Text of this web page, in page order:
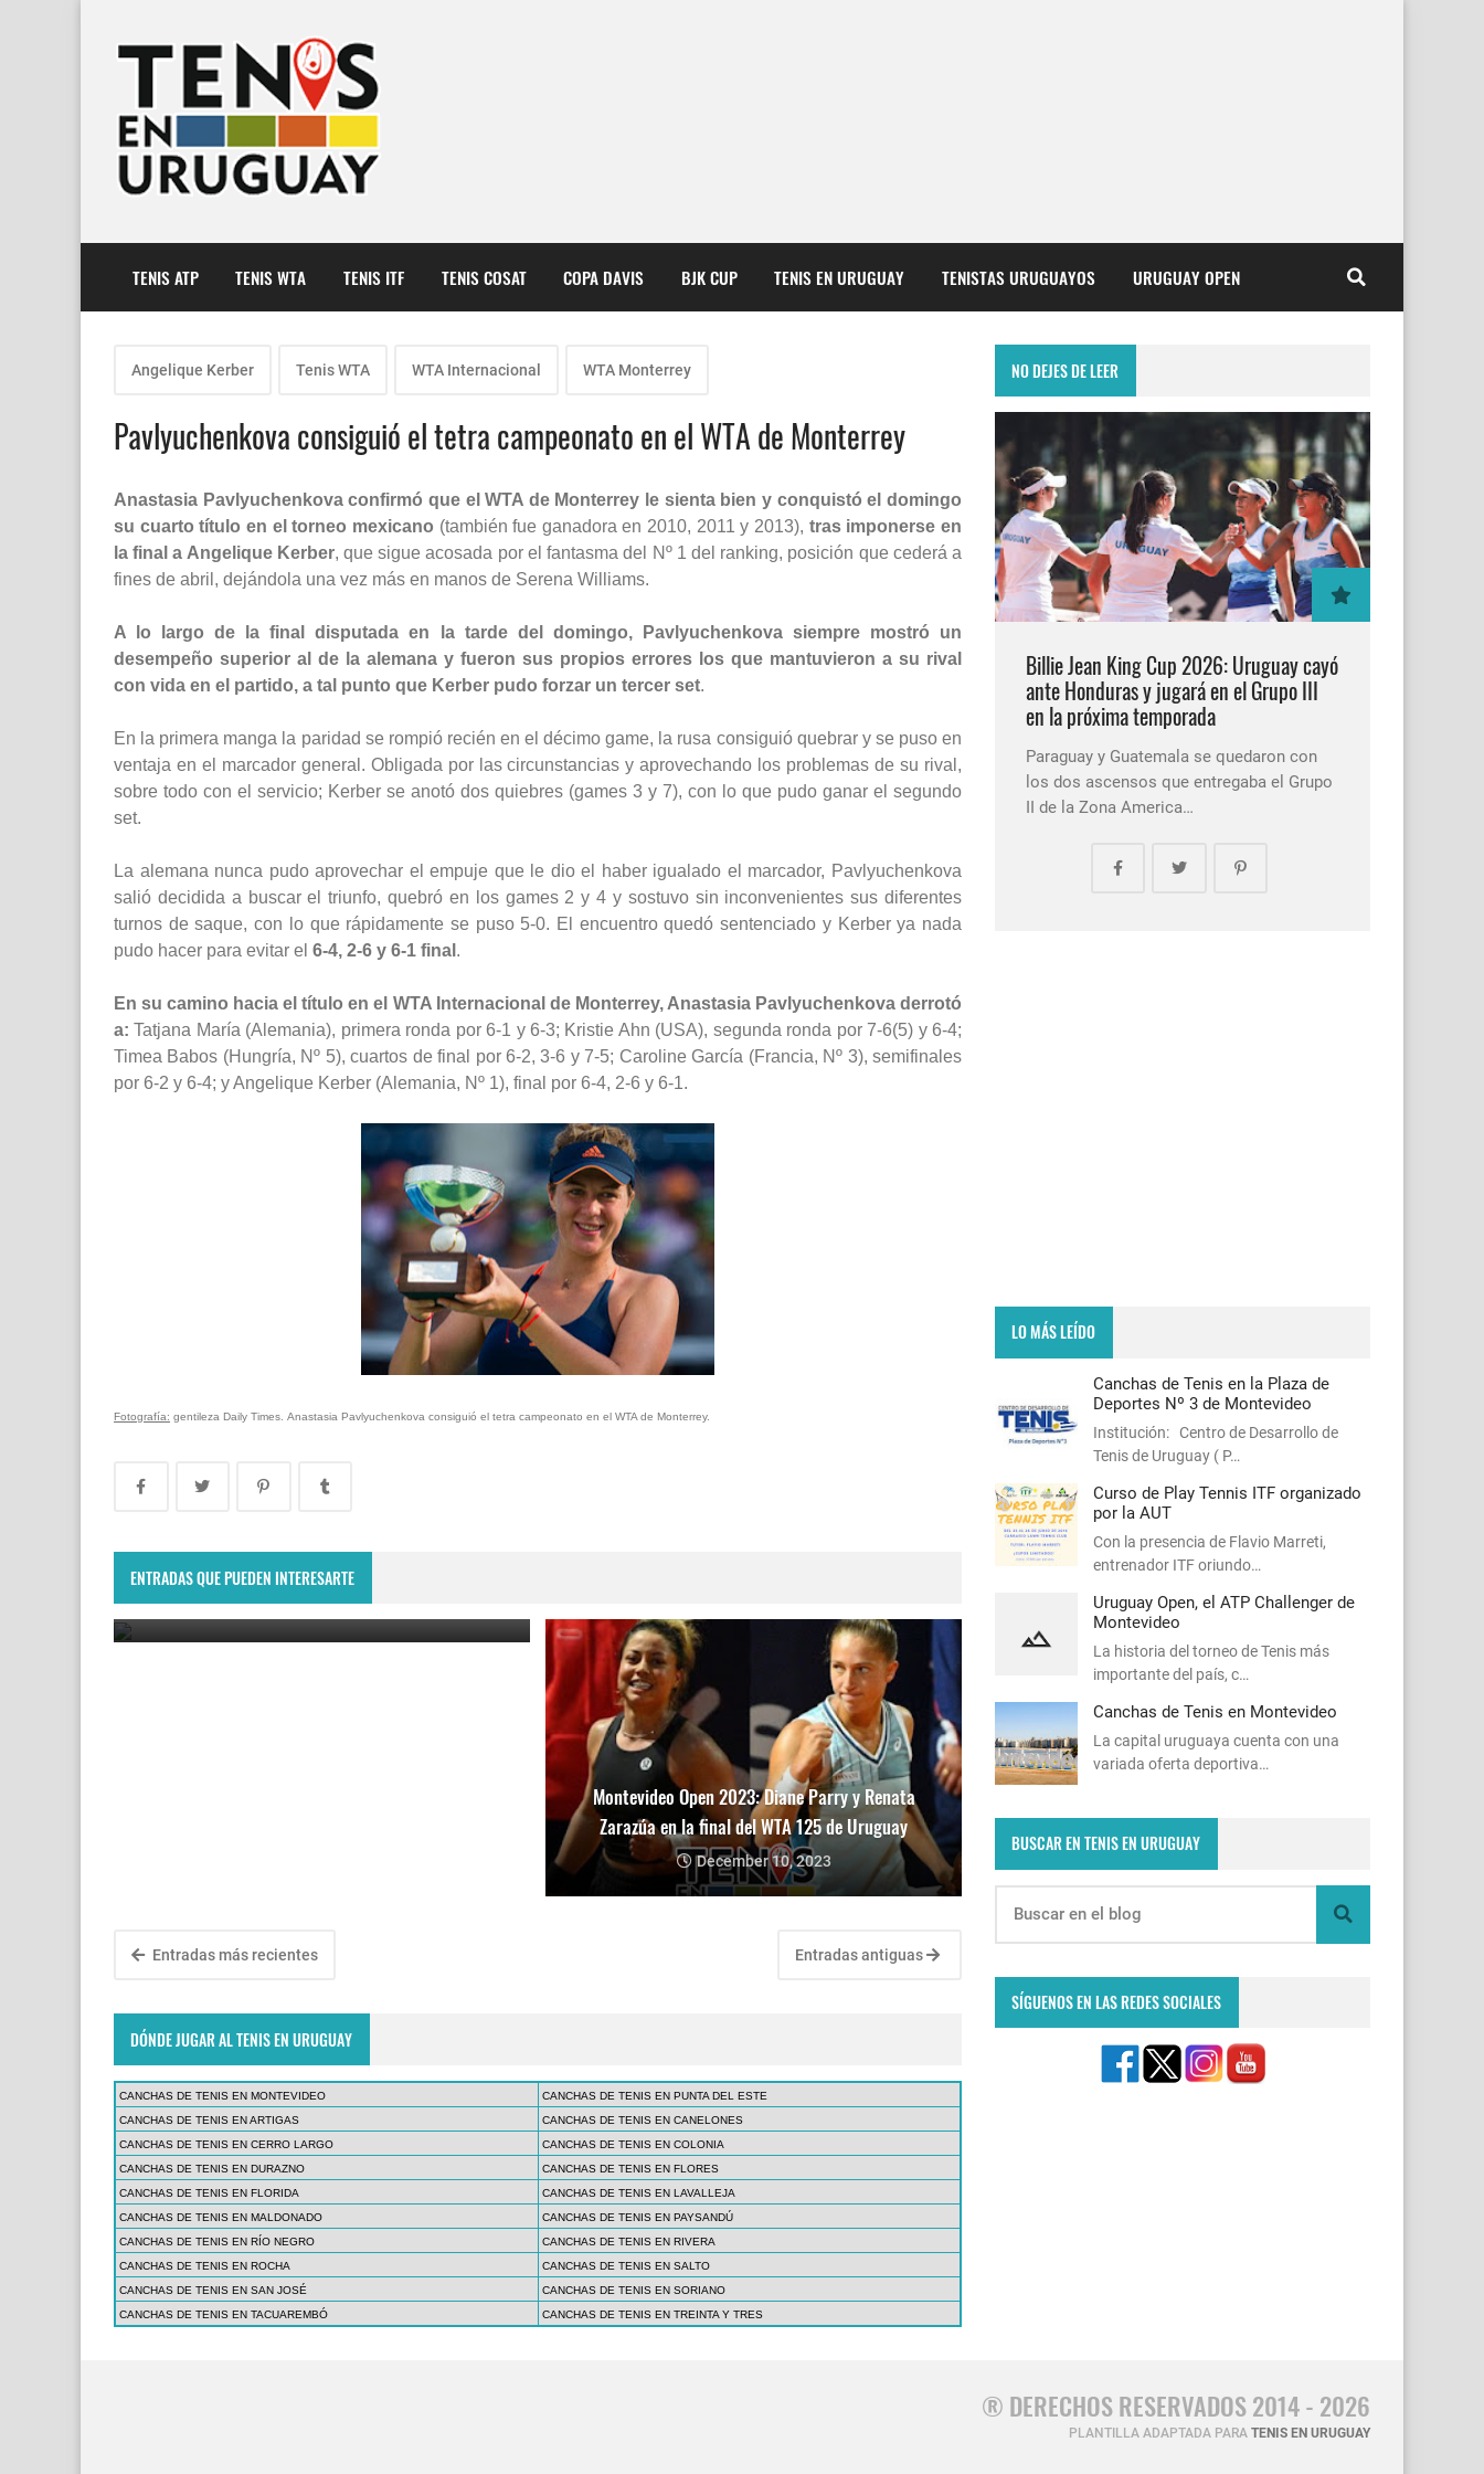
TENIS ATP TENIS WTA TENIS ITF TENIS COSAT COPA DAVIS BJK CUP TENIS EN URUGUAY TENISTAS URUGUAYOS URUGUAY OPEN
Angelique Kerber Tenis WTA WTA Internacional WTA Monterrey
Pavlyuchenkova consiguió el tetra campeonato en el WTA de Monterrey
Anastasia Pavlyuchenkova confirmó que el WTA de Monterrey le sienta bien y conquistó el domingo
su cuarto título en el torneo mexicano (también fue ganadora en 2010, 2011 y 2013), tras imponerse en
la final a Angelique Kerber, que sigue acosada por el fantasma del Nº 1 del ranking, posición que cederá a
fines de abril, dejándola una vez más en manos de Serena Williams.
A lo largo de la final disputada en la tarde del domingo, Pavlyuchenkova siempre mostró un
desempeño superior al de la alemana y fueron sus propios errores los que mantuvieron a su rival
con vida en el partido, a tal punto que Kerber pudo forzar un tercer set.
En la primera manga la paridad se rompió recién en el décimo game, la rusa consiguió quebrar y se puso en
ventaja en el marcador general. Obligada por las circunstancias y aprovechando los problemas de su rival,
sobre todo con el servicio; Kerber se anotó dos quiebres (games 3 y 7), con lo que pudo ganar el segundo
set.
La alemana nunca pudo aprovechar el empuje que le dio el haber igualado el marcador, Pavlyuchenkova
salió decidida a buscar el triunfo, quebró en los games 2 y 4 y sostuvo sin inconvenientes sus diferentes
turnos de saque, con lo que rápidamente se puso 5-0. El encuentro quedó sentenciado y Kerber ya nada
pudo hacer para evitar el 6-4, 2-6 y 6-1 final .
En su camino hacia el título en el WTA Internacional de Monterrey, Anastasia Pavlyuchenkova derrotó
a: Tatjana María (Alemania), primera ronda por 6-1 y 6-3; Kristie Ahn (USA), segunda ronda por 7-6(5) y 6-4;
Timea Babos (Hungría, Nº 5), cuartos de final por 6-2, 3-6 y 7-5; Caroline García (Francia, Nº 3), semifinales
por 6-2 y 6-4; y Angelique Kerber (Alemania, Nº 1), final por 6-4, 2-6 y 6-1.
Fotografía: gentileza Daily Times. Anastasia Pavlyuchenkova consiguió el tetra campeonato en el WTA de Monterrey.
ENTRADAS QUE PUEDEN INTERESARTE
campeona del WTA 125 de Uruguay
December 11, 2023
Montevideo Open 2023: Diane Parry y Renata
Zarazúa en la final del WTA 125 de Uruguay
December 10, 2023
Entradas más recientes Entradas antiguas
DÓNDE JUGAR AL TENIS EN URUGUAY
CANCHAS DE TENIS EN MONTEVIDEO
CANCHAS DE TENIS EN PUNTA DEL ESTE
CANCHAS DE TENIS EN ARTIGAS
CANCHAS DE TENIS EN CANELONES
CANCHAS DE TENIS EN CERRO LARGO
CANCHAS DE TENIS EN COLONIA
CANCHAS DE TENIS EN DURAZNO
CANCHAS DE TENIS EN FLORES
CANCHAS DE TENIS EN FLORIDA
CANCHAS DE TENIS EN LAVALLEJA
CANCHAS DE TENIS EN MALDONADO
CANCHAS DE TENIS EN PAYSANDÚ
CANCHAS DE TENIS EN RÍO NEGRO
CANCHAS DE TENIS EN RIVERA
CANCHAS DE TENIS EN ROCHA
CANCHAS DE TENIS EN SALTO
CANCHAS DE TENIS EN SAN JOSÉ
CANCHAS DE TENIS EN SORIANO
CANCHAS DE TENIS EN TACUAREMBÓ
CANCHAS DE TENIS EN TREINTA Y TRES
NO DEJES DE LEER
Billie Jean King Cup 2026: Uruguay cayó
ante Honduras y jugará en el Grupo III
en la próxima temporada
Paraguay y Guatemala se quedaron con
los dos ascensos que entregaba el Grupo
II de la Zona America…
LO MÁS LEÍDO
Canchas de Tenis en la Plaza de
Deportes Nº 3 de Montevideo
Institución: Centro de Desarrollo de
Tenis de Uruguay ( P…
Curso de Play Tennis ITF organizado
por la AUT
Con la presencia de Flavio Marreti,
entrenador ITF oriundo…
Uruguay Open, el ATP Challenger de
Montevideo
La historia del torneo de Tenis más
importante del país, c…
Canchas de Tenis en Montevideo
La capital uruguaya cuenta con una
variada oferta deportiva…
BUSCAR EN TENIS EN URUGUAY
SÍGUENOS EN LAS REDES SOCIALES
® DERECHOS RESERVADOS 2014 - 2026
PLANTILLA ADAPTADA PARA TENIS EN URUGUAY